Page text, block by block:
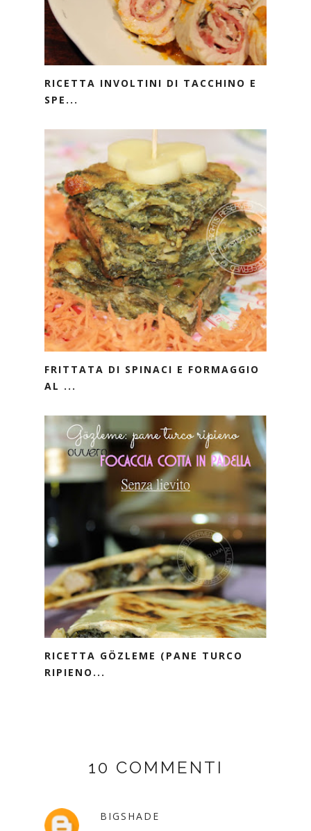
RICETTA INVOLTINI DI TACCHINO E
SPE...
FRITTATA DI SPINACI E FORMAGGIO
AL ...
RICETTA GÖZLEME (PANE TURCO
RIPIENO...
10 COMMENTI
BIGSHADE